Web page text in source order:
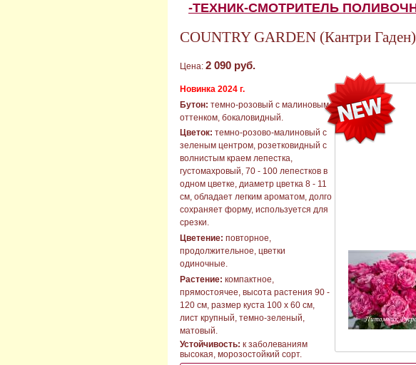
-ТЕХНИК-СМОТРИТЕЛЬ
COUNTRY GARDEN (Кантри Гаден)
Цена: 2 090 руб.
Новинка 2024 г.
Бутон: темно-розовый с малиновым
оттенком, бокаловидный.
Цветок: темно-розово-малиновый с
зеленым центром, розетковидный с
волнистым краем лепестка,
густомахровый, 70 - 100 лепестков в
одном цветке, диаметр цветка 8 - 11
см, обладает легким ароматом, долго
сохраняет форму, используется для
срезки.
Цветение: повторное,
продолжительное, цветки
одиночные.
Растение: компактное,
прямостоячее, высота растения 90 -
120 см, размер куста 100 х 60 см,
лист крупный, темно-зеленый,
матовый.
Устойчивость: к заболеваниям
высокая, морозостойкий сорт.